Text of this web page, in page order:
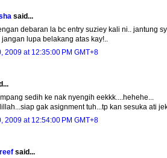
said...
debaran la bc entry suziey kali ni.. jantung
jangan lupa belakang atas kay!..
2009 at 12:35:00 PM GMT+8
sedih ke nak nyengih eekkk....hehehe...
gak asignment tuh...tp kan sesuka ati
2009 at 12:54:00 PM GMT+8
said...